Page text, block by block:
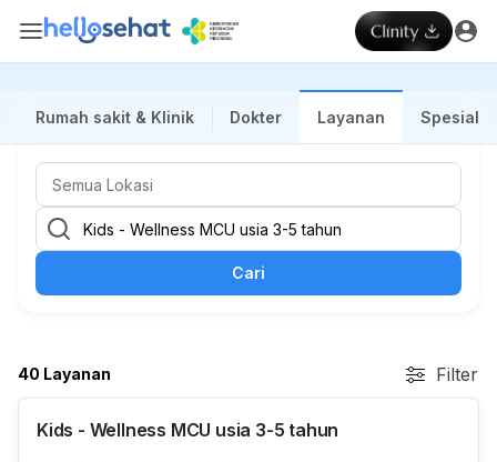
Rumah sakit & Klinik Dokter Layanan
Cari
40 Layanan Filter
Kids - Wellness MCU usia 3-5 tahun